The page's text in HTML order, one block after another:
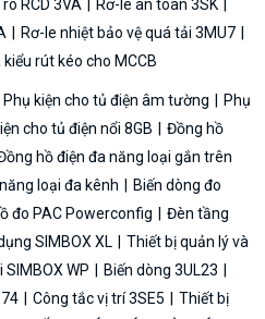
RCD 3VA
Rơ-le an toàn 3SK
Rơ-le nhiệt bảo vệ quá tải 3MU7
rút kéo cho MCCB
Phụ kiện cho tủ điện âm tường
Phụ
cho tủ điện nổi 8GB
Đồng hồ
hồ điện đa năng loại gắn trên
loại đa kênh
Biến dòng đo
đo PAC Powerconfig
Đèn tầng
SIMBOX XL
Thiết bị quản lý và
SIMBOX WP
Biến dòng 3UL23
Công tắc vị trí 3SE5
Thiết bị